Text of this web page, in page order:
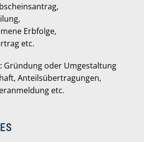
Erbfolge,
etc.
Gründung oder Umgestaltung
Anteilsübertragungen,
etc.